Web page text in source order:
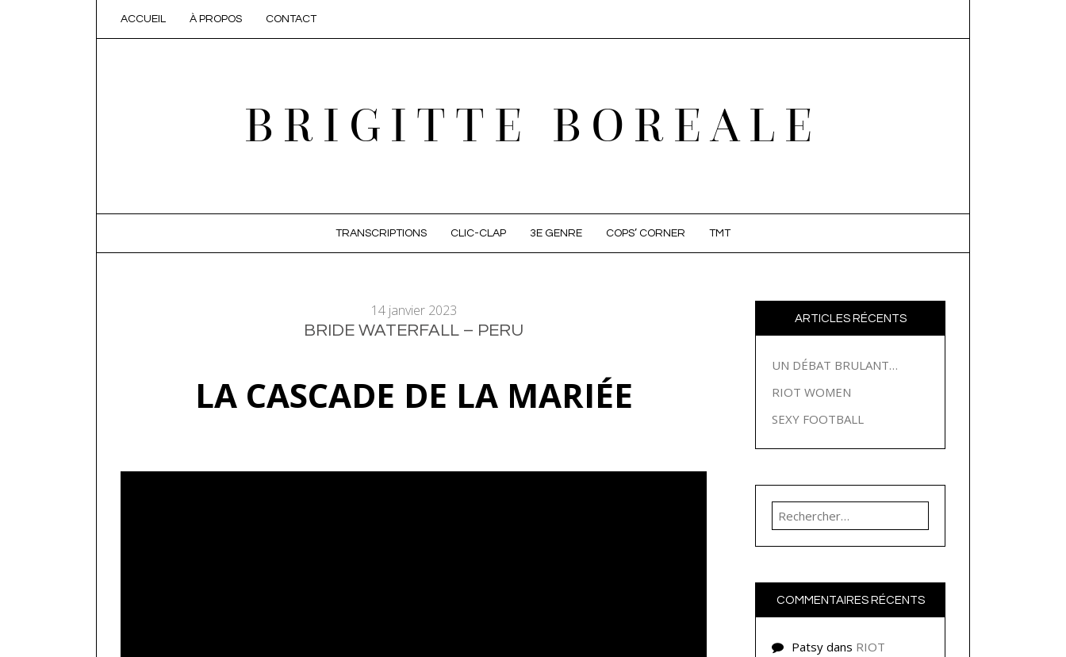
ACCUEIL À PROPOS CONTACT
BRIGITTE BOREALE
TRANSCRIPTIONS CLIC-CLAP 3E GENRE COPS’ CORNER TMT
14 janvier 2023
BRIDE WATERFALL – PERU
LA CASCADE DE LA MARIÉE
ARTICLES RÉCENTS
UN DÉBAT BRULANT…
RIOT WOMEN
SEXY FOOTBALL
Rechercher :
COMMENTAIRES RÉCENTS
Patsy dans RIOT